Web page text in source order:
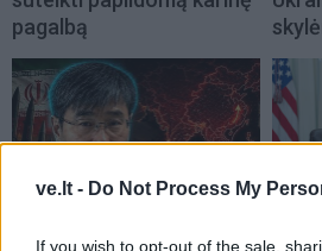
ve.lt - Do Not Process My
If you wish to opt-out of the sale,
pagalbą